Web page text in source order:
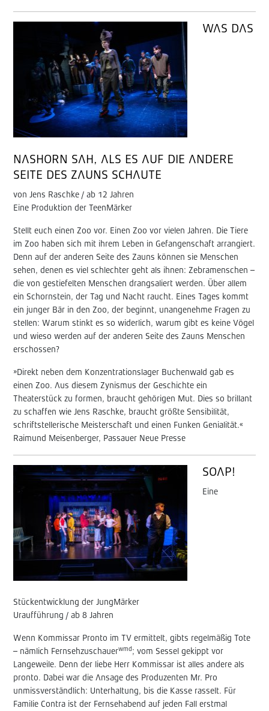
WAS DAS
NASHORN SAH, ALS ES AUF DIE ANDERE
SEITE DES ZAUNS SCHAUTE
von Jens Raschke / ab 12 Jahren
Eine Produktion der TeenMärker
Stellt euch einen Zoo vor. Einen Zoo vor vielen Jahren. Die Tiere
im Zoo haben sich mit ihrem Leben in Gefangenschaft arrangiert.
Denn auf der anderen Seite des Zauns können sie Menschen
sehen, denen es viel schlechter geht als ihnen: Zebramenschen –
die von gestiefelten Menschen drangsaliert werden. Über allem
ein Schornstein, der Tag und Nacht raucht. Eines Tages kommt
ein junger Bär in den Zoo, der beginnt, unangenehme Fragen zu
stellen: Warum stinkt es so widerlich, warum gibt es keine Vögel
und wieso werden auf der anderen Seite des Zauns Menschen
erschossen?
»Direkt neben dem Konzentrationslager Buchenwald gab es
einen Zoo. Aus diesem Zynismus der Geschichte ein
Theaterstück zu formen, braucht gehörigen Mut. Dies so brillant
zu schaffen wie Jens Raschke, braucht größte Sensibilität,
schriftstellerische Meisterschaft und einen Funken Genialität.«
Raimund Meisenberger, Passauer Neue Presse
SOAP!
Eine
Stückentwicklung der JungMärker
Uraufführung / ab 8 Jahren
Wenn Kommissar Pronto im TV ermittelt, gibts regelmäßig Tote
– nämlich Fernsehzuschauerwmd; vom Sessel gekippt vor
Langeweile. Denn der liebe Herr Kommissar ist alles andere als
pronto. Dabei war die Ansage des Produzenten Mr. Pro
unmissverständlich: Unterhaltung, bis die Kasse rasselt. Für
Familie Contra ist der Fernsehabend auf jeden Fall erstmal